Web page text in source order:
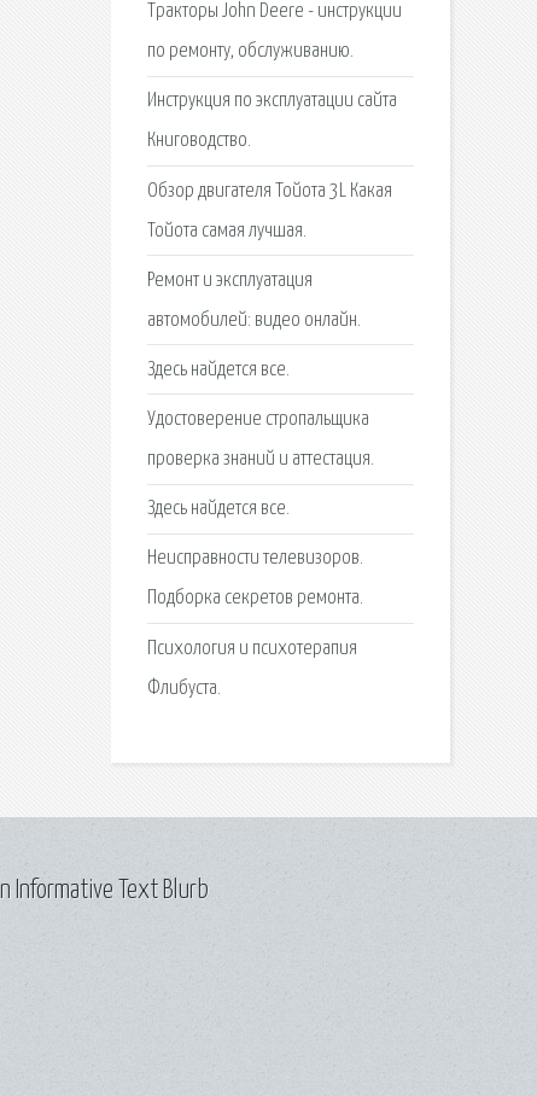
Тракторы John Deere - инструкции
по ремонту, обслуживанию.
Инструкция по эксплуатации сайта
Книговодство.
Обзор двигателя Тойота 3L Какая
Тойота самая лучшая.
Ремонт и эксплуатация
автомобилей: видео онлайн.
Здесь найдется все.
Удостоверение стропальщика
проверка знаний и аттестация.
Здесь найдется все.
Неисправности телевизоров.
Подборка секретов ремонта.
Психология и психотерапия
Флибуста.
Informative Text Blurb